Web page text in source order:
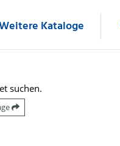
Kataloge
suchen.